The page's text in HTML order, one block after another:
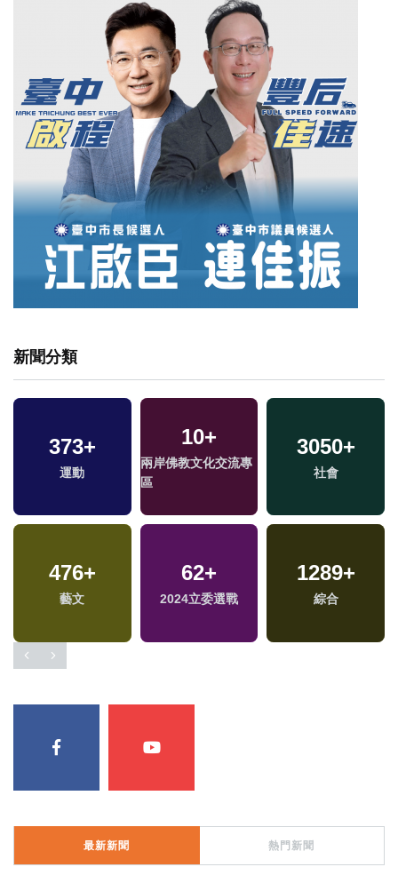
新聞分類
373+
運動
10+
兩岸佛教文化交流專
區
3050+
社會
476+
藝文
62+
2024立委選戰
1289+
綜合
最新新聞 熱門新聞